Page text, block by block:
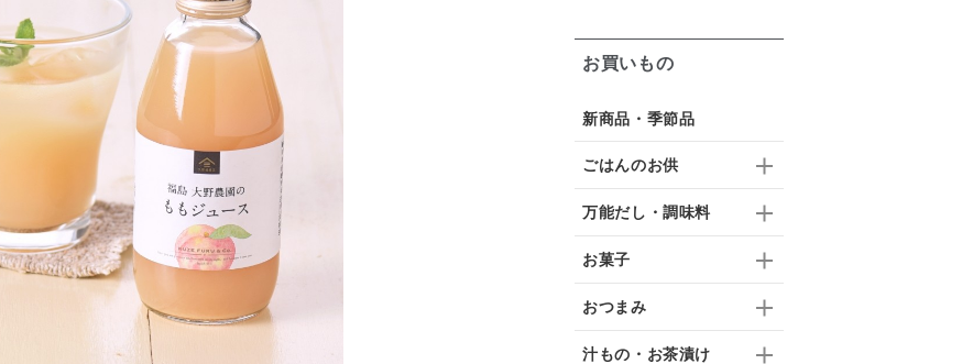
お買いもの
新商品・季節品
ごはんのお供
万能だし・調味料
お菓子
おつまみ
汁もの・お茶漬け